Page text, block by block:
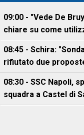
09:00 - "Vede De
chiare su come
08:45 - Schira:
rifiutato due
08:30 - SSC Napoli,
squadra a Castel di